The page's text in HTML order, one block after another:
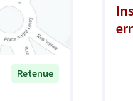
Retenue